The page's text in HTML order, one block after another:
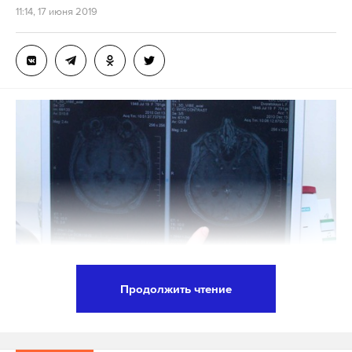
Подпишитесь на Daily Storm в
работает там, где тормозит интернет.
А еще мы есть вTelegram
Дзен VK
Издатель «Медиазоны» рассказал, что девушки
летели в Киев с пересадкой в Минске, где
11:14, 17 июня 2019
Продолжить чтение